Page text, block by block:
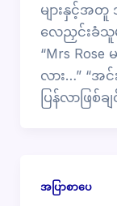
များနှင့်အတူ
လေညှင်းခံသူမ
“Mrs Rose
လား…” “အ
ပြန်လာဖြစ်
အပြာစာပေ